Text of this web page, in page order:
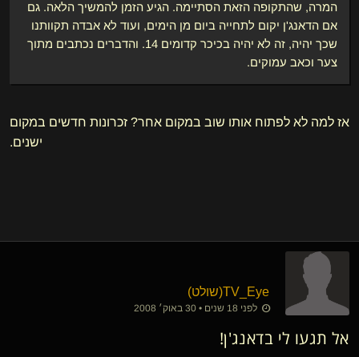
המרה, שהתקופה הזאת הסתיימה. הגיע הזמן להמשיך הלאה. גם
אם הדאנג'ן יקום לתחייה ביום מן הימים, ועוד לא אבדה תקוותנו
שכך יהיה, זה לא יהיה בכיכר קדומים 14. והדברים נכתבים מתוך
צער וכאב עמוקים.
אז למה לא לפתוח אותו שוב במקום אחר? זכרונות חדשים במקום
ישנים.
TV_Eye​(שולט)
לפני 18 שנים • 30 באוק׳ 2008
אל תגעו לי בדאנג'ן!